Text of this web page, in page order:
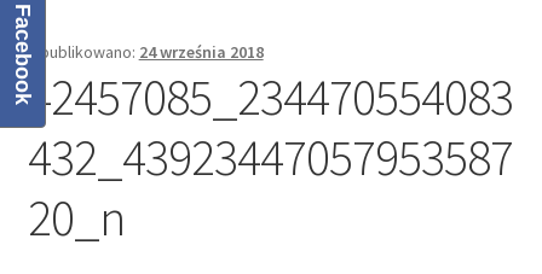
Koszyk
Moje konto
O mnie
Oferta
Opublikowano: 24 września 2018
42457085_234470554083
432_43923447057953587
20_n
Facebook